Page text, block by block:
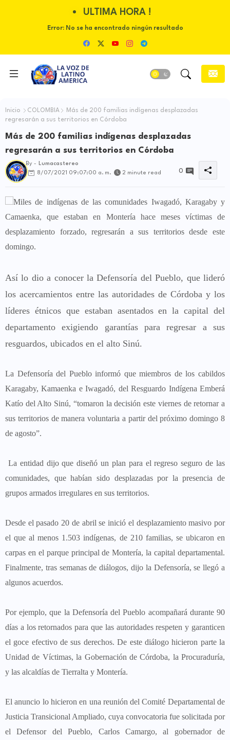
ULTIMA HORA !
Error:No se ha encontrado ningún resultado
Inicio COLOMBIA
Más de 200 familias indígenas desplazadas
regresarán a sus territorios en Córdoba
Más de 200 familias indígenas desplazadas
regresarán a sus territorios en Córdoba
By -
Lumacastereo
8/07/2021 09:07:00 a. m.
2 minute read 0
Miles de indígenas de las comunidades Iwagadó, Karagaby y
Camaenka, que estaban en Montería hace meses víctimas de
desplazamiento forzado, regresarán a sus territorios desde este
domingo.
Así lo dio a conocer la Defensoría del Pueblo, que lideró
los acercamientos entre las autoridades de Córdoba y los
líderes étnicos que estaban asentados en la capital del
departamento exigiendo garantías para regresar a sus
resguardos, ubicados en el alto Sinú.
La Defensoría del Pueblo informó que miembros de los cabildos
Karagaby, Kamaenka e Iwagadó, del Resguardo Indígena Emberá
Katío del Alto Sinú, “tomaron la decisión este viernes de retornar a
sus territorios de manera voluntaria a partir del próximo domingo 8
de agosto”.
La entidad dijo que diseñó un plan para el regreso seguro de las
comunidades, que habían sido desplazadas por la presencia de
grupos armados irregulares en sus territorios.
Desde el pasado 20 de abril se inició el desplazamiento masivo por
el que al menos 1.503 indígenas, de 210 familias, se ubicaron en
carpas en el parque principal de Montería, la capital departamental.
Finalmente, tras semanas de diálogos, dijo la Defensoría, se llegó a
algunos acuerdos.
Por ejemplo, que la Defensoría del Pueblo acompañará durante 90
días a los retornados para que las autoridades respeten y garanticen
el goce efectivo de sus derechos. De este diálogo hicieron parte la
Unidad de Víctimas, la Gobernación de Córdoba, la Procuraduría,
y las alcaldías de Tierralta y Montería.
El anuncio lo hicieron en una reunión del Comité Departamental de
Justicia Transicional Ampliado, cuya convocatoria fue solicitada por
el Defensor del Pueblo, Carlos Camargo, al gobernador de